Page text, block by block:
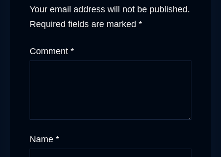
Your email address will not be published.
Required fields are marked *
Comment *
Name *